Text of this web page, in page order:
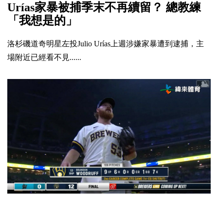
Urías家暴被捕季末不再續留？ 總教練
「我想是的」
洛杉磯道奇明星左投Julio Urías上週涉嫌家暴遭到逮捕，主
場附近已經看不見......